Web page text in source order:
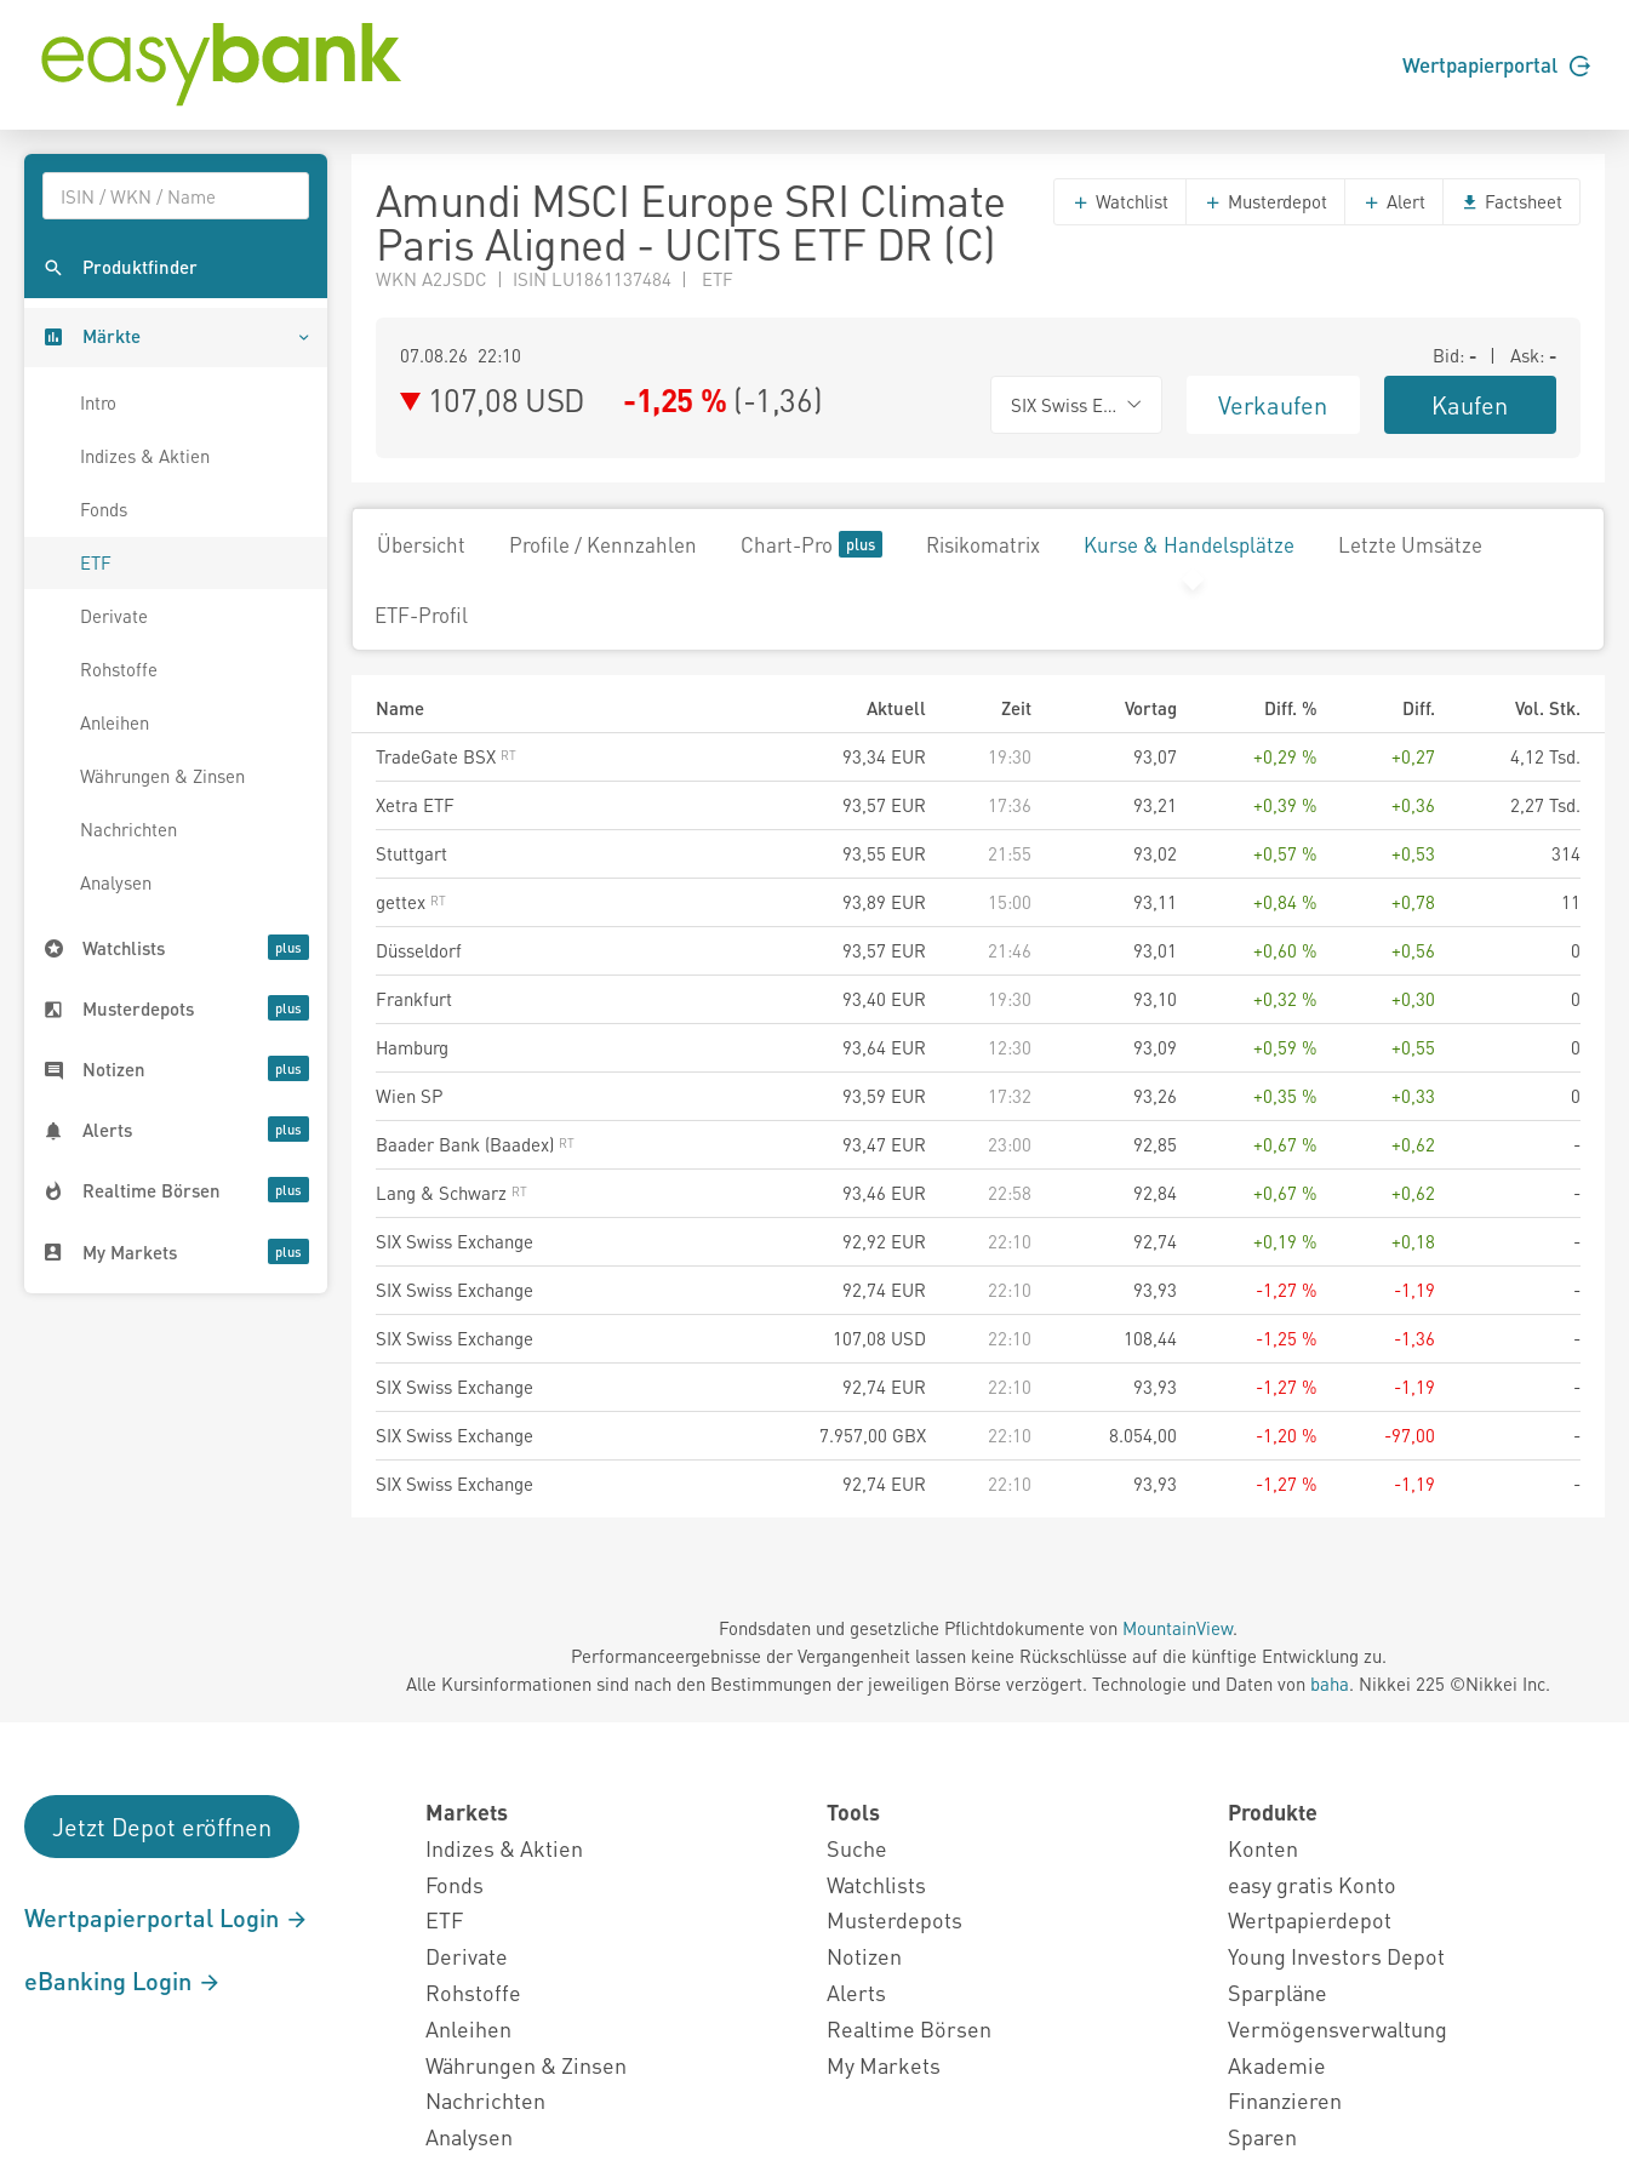
Wertpapierportal
Produktfinder
Märkte
Intro
Indizes & Aktien
Fonds
ETF
Derivate
Rohstoffe
Anleihen
Währungen & Zinsen
Nachrichten
Analysen
Watchlists
Musterdepots
Notizen
Alerts
Realtime Börsen
My Markets
Amundi MSCI Europe SRI Climate
Paris Aligned - UCITS ETF DR (C)
WKN A2JSDC | ISIN LU1861137484 | ETF
Watchlist Musterdepot Alert Factsheet
07.08.26 22:10 Bid: - | Ask: -
107,08 USD -1,25 % (-1,36) SIX Swiss Exchange Verkaufen Kaufen
Übersicht Profile / Kennzahlen Chart-Pro Risikomatrix Kurse & Handelsplätze Letzte Umsätze
ETF-Profil
Name Aktuell Zeit Vortag Diff. % Diff.
Vol. Stk.
TradeGate BSX
93,34 EUR 19:30 93,07 +0,29 % +0,27
4,12 Tsd.
Xetra ETF
93,57 EUR 17:36 93,21 +0,39 % +0,36
2,27 Tsd.
Stuttgart
93,55 EUR 21:55 93,02 +0,57 % +0,53
314
gettex
93,89 EUR 15:00 93,11 +0,84 % +0,78
11
Düsseldorf
93,57 EUR 21:46 93,01 +0,60 % +0,56
0
Frankfurt
93,40 EUR 19:30 93,10 +0,32 % +0,30
0
Hamburg
93,64 EUR 12:30 93,09 +0,59 % +0,55
0
Wien SP
93,59 EUR 17:32 93,26 +0,35 % +0,33
0
Baader Bank (Baadex)
93,47 EUR 23:00 92,85 +0,67 % +0,62
-
Lang & Schwarz
93,46 EUR 22:58 92,84 +0,67 % +0,62
-
SIX Swiss Exchange
92,92 EUR 22:10 92,74 +0,19 % +0,18
-
SIX Swiss Exchange
92,74 EUR 22:10 93,93 -1,27 % -1,19
-
SIX Swiss Exchange
107,08 USD 22:10 108,44 -1,25 % -1,36
-
SIX Swiss Exchange
92,74 EUR 22:10 93,93 -1,27 % -1,19
-
SIX Swiss Exchange
7.957,00 GBX 22:10 8.054,00 -1,20 % -97,00
-
SIX Swiss Exchange
92,74 EUR 22:10 93,93 -1,27 % -1,19 -
Fondsdaten und gesetzliche Pflichtdokumente von MountainView.
Performanceergebnisse der Vergangenheit lassen keine Rückschlüsse auf die künftige Entwicklung zu.
Alle Kursinformationen sind nach den Bestimmungen der jeweiligen Börse verzögert. Technologie und Daten von baha. Nikkei 225 ©Nikkei Inc.
Jetzt Depot eröffnen
Wertpapierportal Login
eBanking Login
Markets
Indizes & Aktien
Fonds
ETF
Derivate
Rohstoffe
Anleihen
Währungen & Zinsen
Nachrichten
Analysen
Tools
Suche
Watchlists
Musterdepots
Notizen
Alerts
Realtime Börsen
My Markets
Produkte
Konten
easy gratis Konto
Wertpapierdepot
Young Investors Depot
Sparpläne
Vermögensverwaltung
Akademie
Finanzieren
Sparen